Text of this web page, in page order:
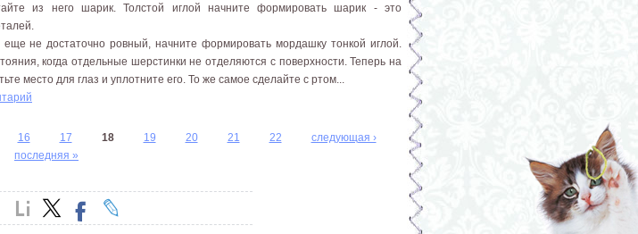
из него шарик. Толстой иглой начните формировать шарик - это
не достаточно ровный, начните формировать мордашку тонкой иглой.
когда отдельные шерстинки не отделяются с поверхности. Теперь на
место для глаз и уплотните его. То же самое сделайте с ртом...
16 17 18 19 20 21 22
следующая ›
последняя »